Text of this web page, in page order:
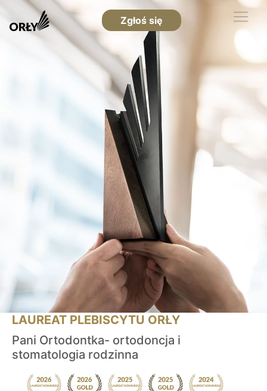
Zgłoś się
LAUREAT PLEBISCYTU ORŁY
Pani Ortodontka- ortodoncja i
stomatologia rodzinna